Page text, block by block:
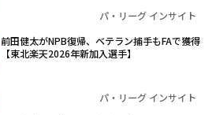
パ・リーグ インサイト
前田健太がNPB復帰、ベテラン捕手もFAで獲得
【東北楽天2026年新加入選手】
パ・リーグ インサイト